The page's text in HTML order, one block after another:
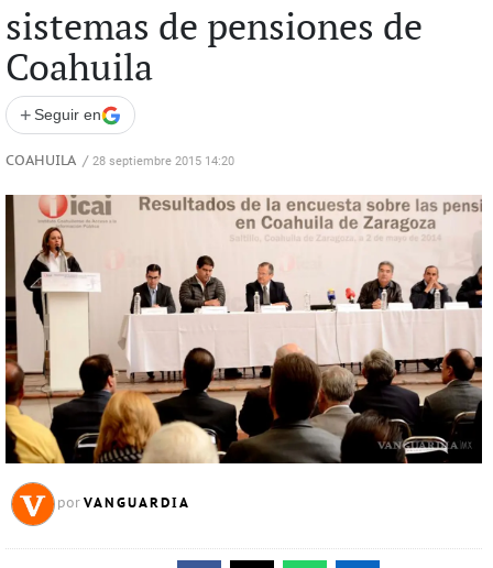
sistemas de pensiones de
Coahuila
+ Seguir en
COAHUILA / 28 septiembre 2015 14:20
por VANGUARDIA